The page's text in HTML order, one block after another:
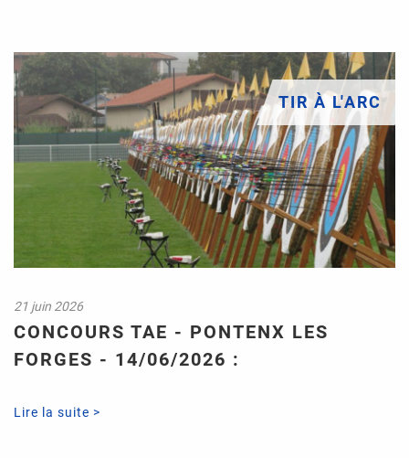
TIR À L'ARC
21 juin 2026
CONCOURS TAE - PONTENX LES
FORGES - 14/06/2026 :
Lire la suite >